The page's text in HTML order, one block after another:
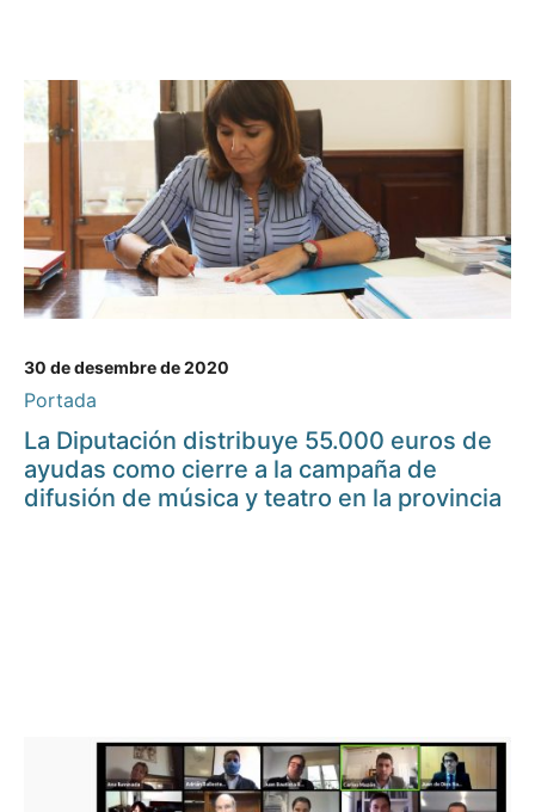
30 de desembre de 2020
Portada
La Diputación distribuye 55.000 euros de
ayudas como cierre a la campaña de
difusión de música y teatro en la provincia